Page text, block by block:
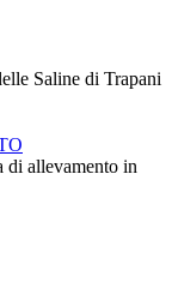
Saline di Trapani
di allevamento in